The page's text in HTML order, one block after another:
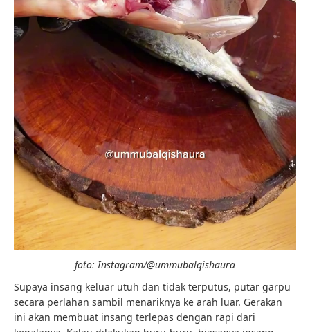
foto: Instagram/@ummubalqishaura
Supaya insang keluar utuh dan tidak terputus, putar garpu
secara perlahan sambil menariknya ke arah luar. Gerakan
ini akan membuat insang terlepas dengan rapi dari